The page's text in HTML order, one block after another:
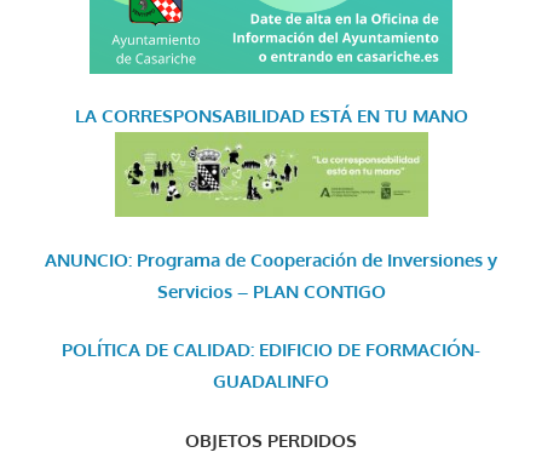
LA CORRESPONSABILIDAD ESTÁ EN TU MANO
ANUNCIO: Programa de Cooperación de Inversiones y
Servicios – PLAN CONTIGO
POLÍTICA DE CALIDAD: EDIFICIO DE FORMACIÓN-
GUADALINFO
OBJETOS PERDIDOS